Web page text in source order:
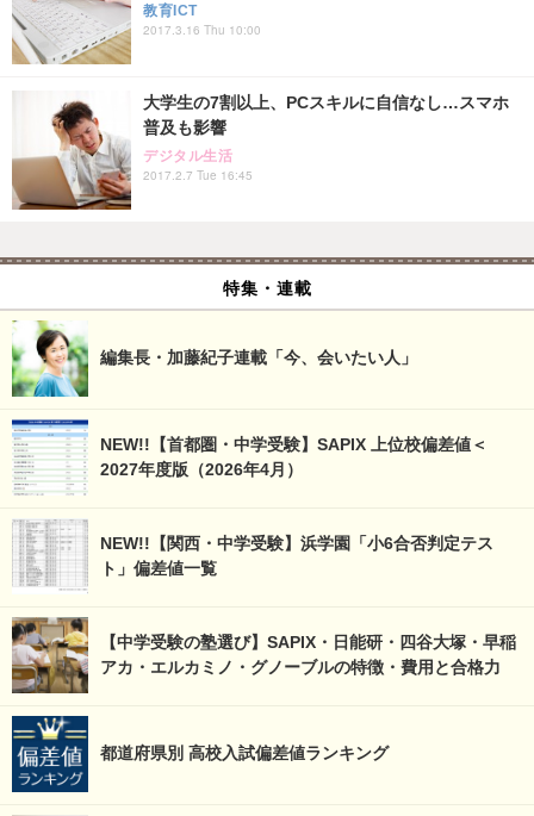
教育ICT
2017.3.16 Thu 10:00
大学生の7割以上、PCスキルに自信なし…スマホ
普及も影響
デジタル生活
2017.2.7 Tue 16:45
特集・連載
編集長・加藤紀子連載「今、会いたい人」
NEW!!【首都圏・中学受験】SAPIX 上位校偏差値＜
2027年度版（2026年4月）
NEW!!【関西・中学受験】浜学園「小6合否判定テス
ト」偏差値一覧
【中学受験の塾選び】SAPIX・日能研・四谷大塚・早稲
アカ・エルカミノ・グノーブルの特徴・費用と合格力
都道府県別 高校入試偏差値ランキング